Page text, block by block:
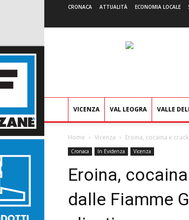
CRONACA ATTUALITÀ ECONOMIA LOCALE
VICENZA VAL LEOGRA VALLE
Home Vicenza Eroina, cocaina e
Cronaca In Evidenza Vicenza
Eroina,
dalle Fiamme